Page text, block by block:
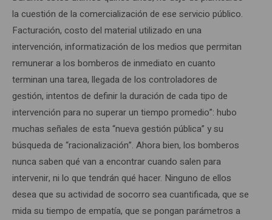
la cuestión de la comercialización de ese servicio público.
Facturación, costo del material utilizado en una
intervención, informatización de los medios que permitan
remunerar a los bomberos de inmediato en cuanto
terminan una tarea, llegada de los controladores de
gestión, intentos de definir la duración de cada tipo de
intervención para no superar un tiempo promedio”: hubo
muchas señales de esta “nueva gestión pública” y su
búsqueda de “racionalización”. Ahora bien, los bomberos
nunca saben qué van a encontrar cuando salen para
intervenir, ni lo que tendrán qué hacer. Ninguno de ellos
desea que su actividad de socorro sea cuantificada, que se
mida su tiempo de empatía, que se pongan parámetros a